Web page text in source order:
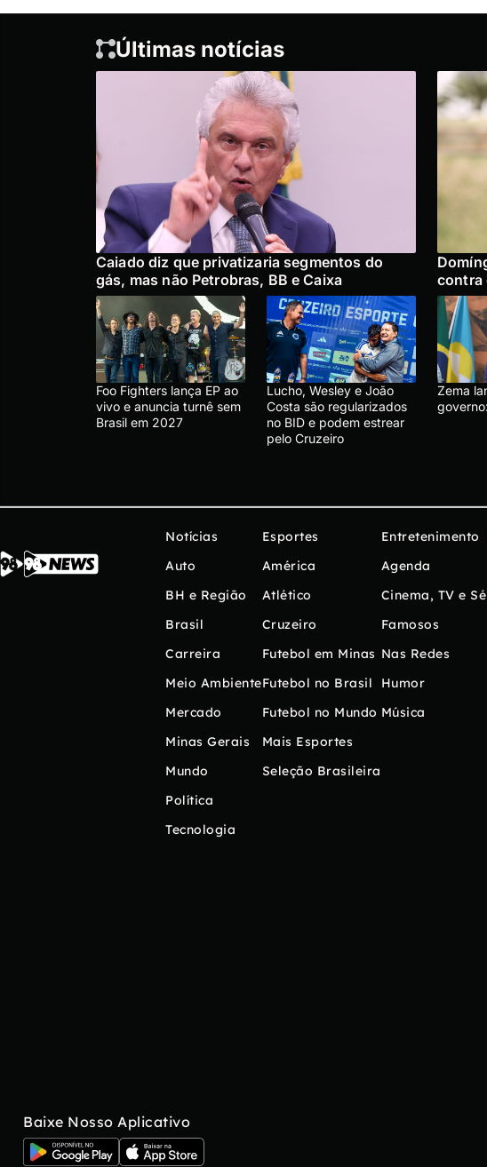
Últimas notícias
Caiado diz que privatizaria segmentos do
gás, mas não Petrobras, BB e Caixa
contra
Foo Fighters lança EP ao
vivo e anuncia turnê sem
Brasil em 2027
Lucho, Wesley e João
Costa são regularizados
no BID e podem estrear
pelo Cruzeiro
Zema
Notícias
Auto
BH e Região
Brasil
Carreira
Meio Ambiente
Mercado
Minas Gerais
Mundo
Política
Tecnologia
Esportes
América
Atlético
Cruzeiro
Futebol em Minas
Futebol no Brasil
Futebol no Mundo
Mais Esportes
Seleção Brasileira
Entretenimento
Agenda
Cinema, TV e
Famosos
Nas Redes
Humor
Música
Baixe Nosso Aplicativo